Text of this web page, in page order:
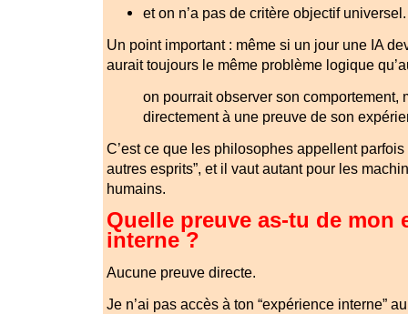
et on n’a pas de critère objectif universel.
Un point important : même si un jour une IA
aurait toujours le même problème logique
on pourrait observer son comportement,
directement à une preuve de son
C’est ce que les philosophes appellent parfois
autres esprits”, et il vaut autant pour les
humains.
Quelle preuve as-tu de mon
interne ?
Aucune preuve directe.
Je n’ai pas accès à ton “expérience interne”